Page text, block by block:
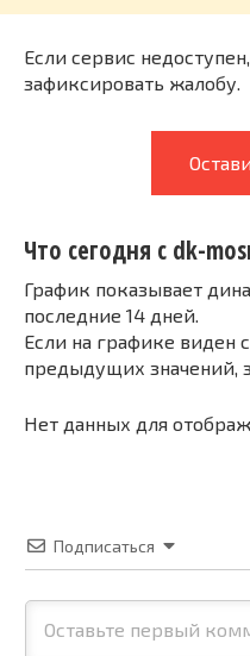
Если сервис
зафиксировать жалобу.
Что сегодня с dk-
График показывает
последние 14 дней.
Если на графике виден
предыдущих значений,
Нет данных для
Подписаться